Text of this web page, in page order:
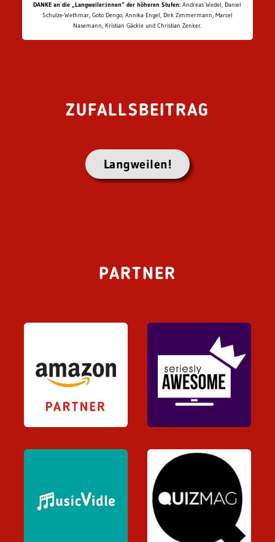
DANKE an die „Langweiler:innen“ der höheren Stufen: Andreas Wedel, Daniel
Schulze-Wethmar, Goto Dengo, Annika Engel, Dirk Zimmermann, Marcel
Nasemann, Kristian Gäckle und Christian Zenker.
ZUFALLSBEITRAG
Langweilen!
PARTNER